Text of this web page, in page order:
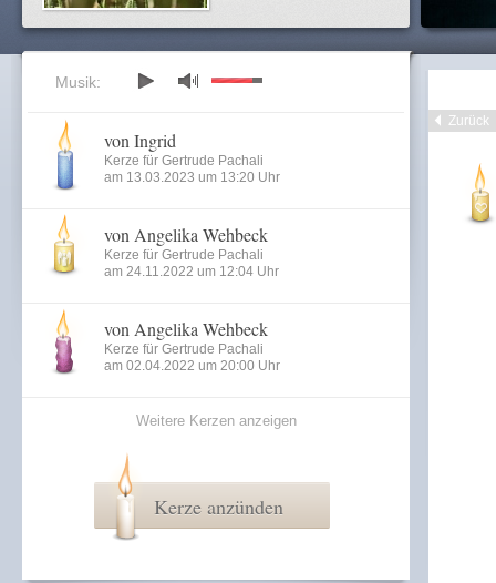
Zurück
Musik:
von Ingrid
Kerze für Gertrude Pachali
am 13.03.2023 um 13:20 Uhr
von Angelika Wehbeck
Kerze für Gertrude Pachali
am 24.11.2022 um 12:04 Uhr
von Angelika Wehbeck
Kerze für Gertrude Pachali
am 02.04.2022 um 20:00 Uhr
Weitere Kerzen anzeigen
Kerze anzünden